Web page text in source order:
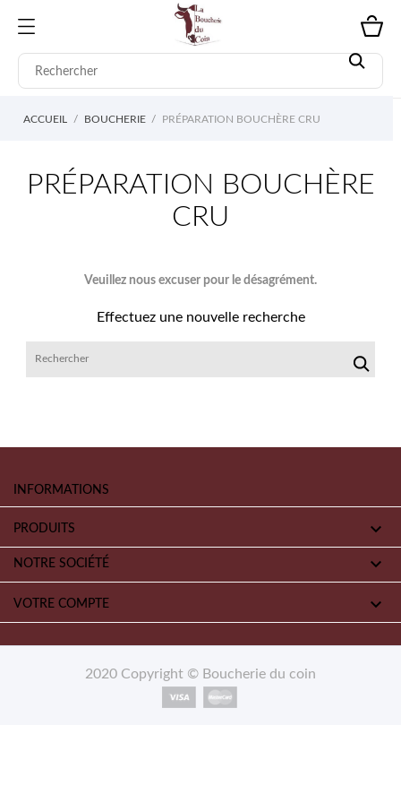
ACCUEIL BOUCHERIE PRÉPARATION BOUCHÈRE CRU
PRÉPARATION BOUCHÈRE
CRU
Veuillez nous excuser pour le désagrément.
Effectuez une nouvelle recherche
INFORMATIONS
PRODUITS 
NOTRE SOCIÉTÉ 
VOTRE COMPTE 
2020 Copyright © Boucherie du coin